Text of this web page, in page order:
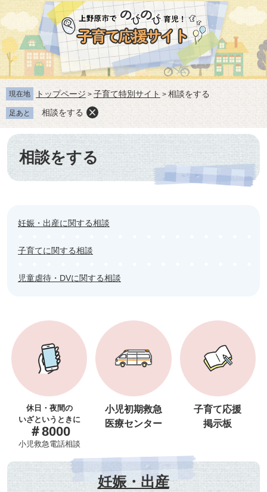
ー
ジ
の
先
で
す。
ニ
ュ
ー
を
ば
て
本
へ
現在地 トップページ > 子育て特別サイト > 相談をする
足あと 相談をする
本
文
相談をする
妊娠・出産に関する相談
子育てに関する相談
児童虐待・DVに関する相談
休日・夜間の
いざというときに
＃8000
小児救急電話相談
小児初期救急
医療センター
子育て応援
掲示板
妊娠・出産